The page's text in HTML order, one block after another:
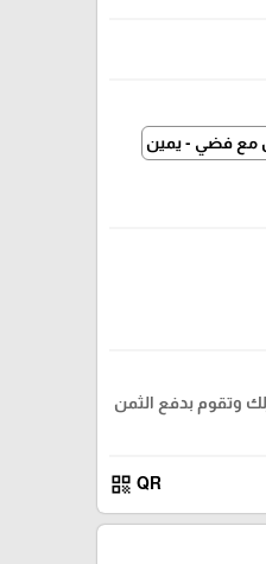
مع فضي - يمين
وتقوم بدفع الثمن
QR
qr_code